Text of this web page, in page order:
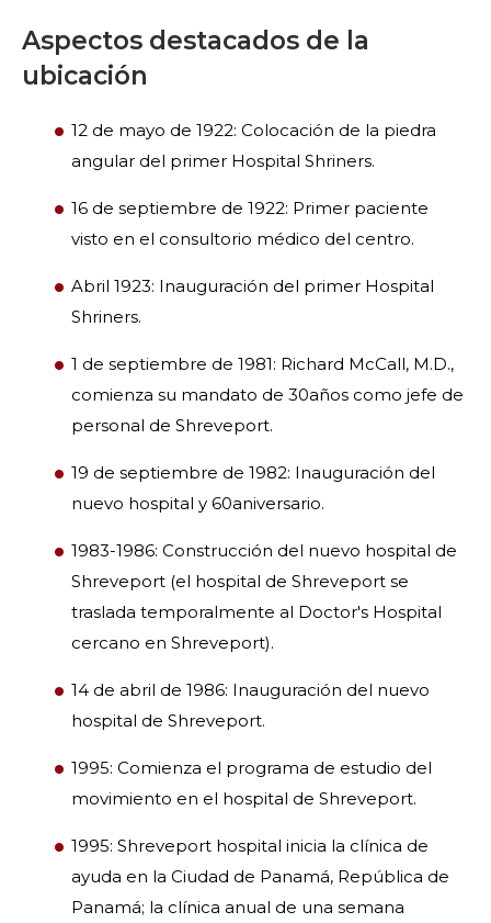
Aspectos destacados de la
ubicación
12 de mayo de 1922: Colocación de la piedra
angular del primer Hospital Shriners.
16 de septiembre de 1922: Primer paciente
visto en el consultorio médico del centro.
Abril 1923: Inauguración del primer Hospital
Shriners.
1 de septiembre de 1981: Richard McCall, M.D.,
comienza su mandato de 30años como jefe de
personal de Shreveport.
19 de septiembre de 1982: Inauguración del
nuevo hospital y 60aniversario.
1983-1986: Construcción del nuevo hospital de
Shreveport (el hospital de Shreveport se
traslada temporalmente al Doctor's Hospital
cercano en Shreveport).
14 de abril de 1986: Inauguración del nuevo
hospital de Shreveport.
1995: Comienza el programa de estudio del
movimiento en el hospital de Shreveport.
1995: Shreveport hospital inicia la clínica de
ayuda en la Ciudad de Panamá, República de
Panamá; la clínica anual de una semana